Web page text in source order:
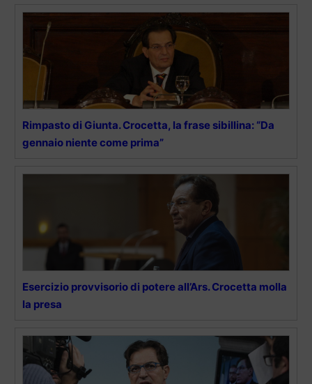
Rimpasto di Giunta. Crocetta, la frase sibillina: “Da
gennaio niente come prima”
Esercizio provvisorio di potere all’Ars. Crocetta molla
la presa